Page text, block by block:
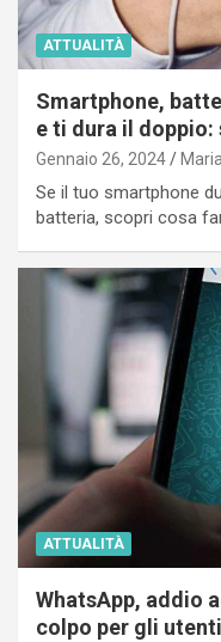
ATTUALITÀ
Smartphone,
e ti dura il
Gennaio 26, 2024
Se il tuo smartphone
batteria, scopri cosa
ATTUALITÀ
WhatsApp, addio
colpo per gli